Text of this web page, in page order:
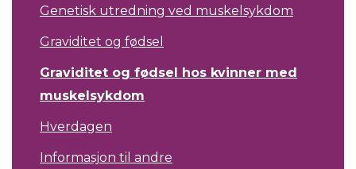
Genetisk utredning ved muskelsykdom
Graviditet og fødsel
Graviditet og fødsel hos kvinner med
muskelsykdom
Hverdagen
Informasjon til andre